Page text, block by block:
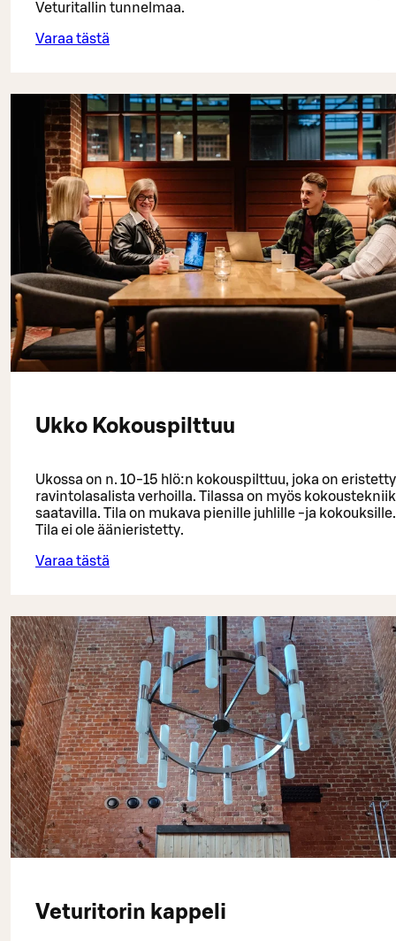
Veturitallin tunnelmaa.
Varaa tästä
Ukko Kokouspilttuu
Ukossa on n. 10-15 hlö:n kokouspilttuu, joka on eristetty
ravintolasalista verhoilla. Tilassa on myös
saatavilla. Tila on mukava pienille juhlille -ja kokouksille.
Tila ei ole äänieristetty.
Varaa tästä
Veturitorin kappeli